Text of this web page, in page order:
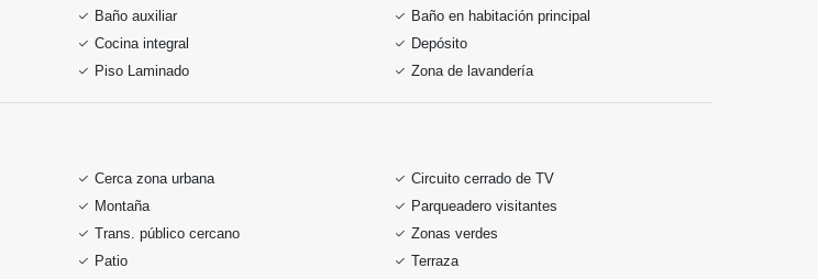
Baño auxiliar
Baño en habitación principal
Cocina integral
Depósito
Piso Laminado Zona de lavandería
Cerca zona urbana
Circuito cerrado de TV
Montaña
Parqueadero visitantes
Trans. público cercano
Zonas verdes
Patio
Terraza